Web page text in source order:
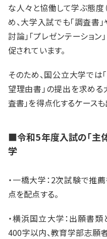
な人々と協働して学ぶ態度
め、大学入試でも「調査書」
討論」「プレゼンテーショ
促されています。
そのため、国公立大学では
望理由書」の提出を求める
査書」を得点化するケースも
■令和5年度入試の「主
学
・一橋大学：2次試験で推
点を配点する。
・横浜国立大学：出願書
400字以内、教育学部志願